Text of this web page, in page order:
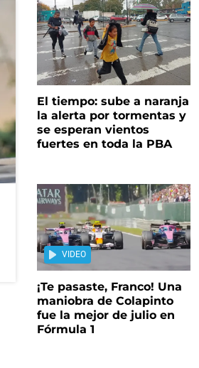
El tiempo: sube a naranja
la alerta por tormentas y
se esperan vientos
fuertes en toda la PBA
VIDEO
¡Te pasaste, Franco! Una
maniobra de Colapinto
fue la mejor de julio en
Fórmula 1